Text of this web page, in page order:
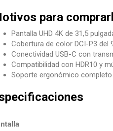
para
Pantalla UHD 4K de 31,5
Cobertura de color DCI-P3 del
Conectividad USB-C con
Compatibilidad con HDR10 y
Soporte ergonómico